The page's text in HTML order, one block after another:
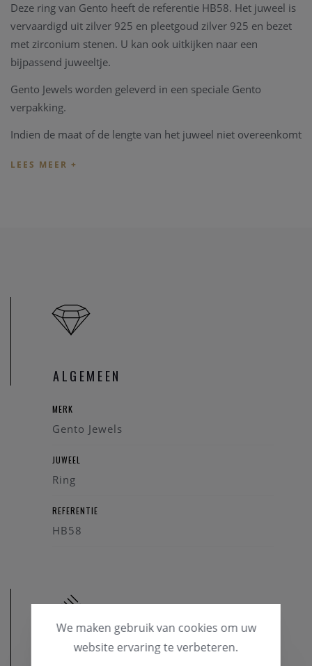
Deze ring van Gento heeft de referentie HB58. Het juweel is
vervaardigd uit zilver 925 en pleetgoud zilver 925 en bezet
met zirconium stenen. U kan ook uitkijken naar een
bijpassend juweeltje.
Gento Jewels worden geleverd in een speciale Gento
verpakking.
Indien de maat of de lengte van het juweel niet overeenkomt
onze juweel atelier
ALGEMEEN
MERK
Gento Jewels
JUWEEL
Ring
REFERENTIE
HB58
We maken gebruik van cookies om uw
website ervaring te verbeteren.